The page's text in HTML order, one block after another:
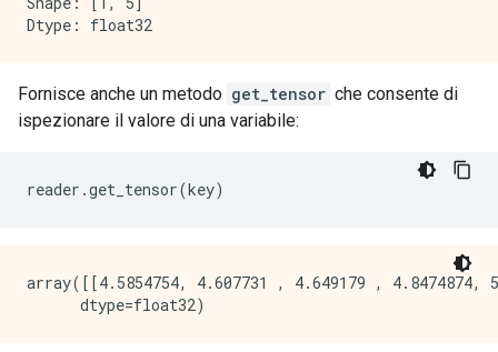
Fornisce anche un metodo get_tensor che consente di
ispezionare il valore di una variabile:
reader .get_tensor(key)
array([[4.5854754, 4.607731 , 4.649179 ,